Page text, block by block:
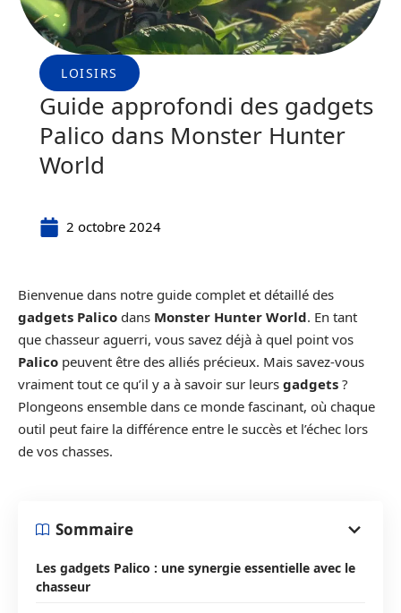
LOISIRS
Guide approfondi des gadgets
Palico dans Monster Hunter
World
2 octobre 2024
Bienvenue dans notre guide complet et détaillé des
gadgets Palico dans Monster Hunter World. En tant
que chasseur aguerri, vous savez déjà à quel point vos
Palico peuvent être des alliés précieux. Mais savez-vous
vraiment tout ce qu’il y a à savoir sur leurs gadgets ?
Plongeons ensemble dans ce monde fascinant, où chaque
outil peut faire la différence entre le succès et l’échec lors
de vos chasses.
Sommaire
Les gadgets Palico : une synergie essentielle avec le
chasseur